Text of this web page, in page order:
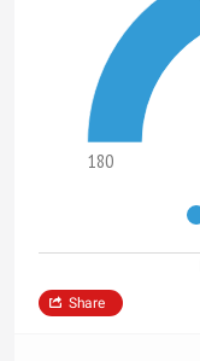
180
Share